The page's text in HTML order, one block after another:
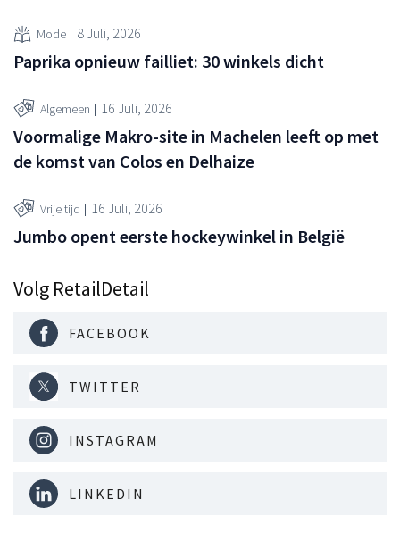
Mode 8 Juli, 2026
Paprika opnieuw failliet: 30 winkels dicht
Algemeen 16 Juli, 2026
Voormalige Makro-site in Machelen leeft op met
de komst van Colos en Delhaize
Vrije tijd 16 Juli, 2026
Jumbo opent eerste hockeywinkel in België
Volg RetailDetail
FACEBOOK
TWITTER
INSTAGRAM
LINKEDIN